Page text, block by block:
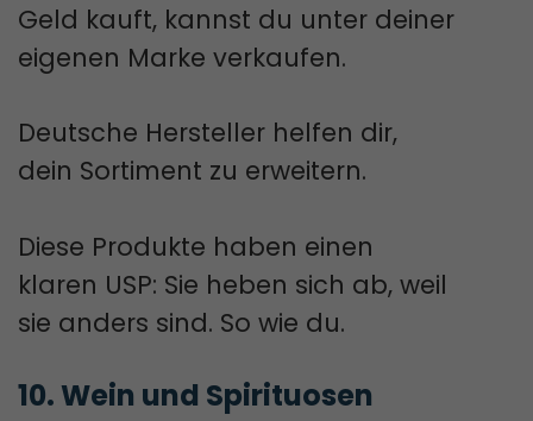
Geld kauft, kannst du unter deiner
eigenen Marke verkaufen.
Deutsche Hersteller helfen dir,
dein Sortiment zu erweitern.
Diese Produkte haben einen
klaren USP: Sie heben sich ab, weil
sie anders sind. So wie du.
10. Wein und Spirituosen